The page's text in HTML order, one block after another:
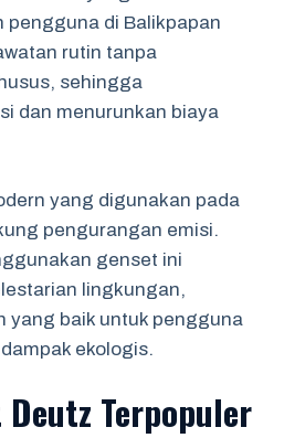
pengguna di Balikpapan
rutin tanpa
sehingga
dan menurunkan biaya
yang digunakan pada
pengurangan emisi.
genset ini
lingkungan,
yang baik untuk pengguna
ekologis.
Terpopuler